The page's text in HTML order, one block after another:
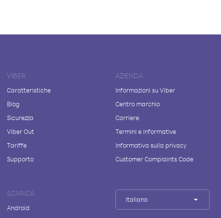
VIBER
Caratteristiche
Blog
Sicurezza
Viber Out
Tariffe
Supporto
AZIENDA
Informazioni su Viber
Centro marchio
Carriere
Termini e informative
Informativa sulla privacy
Customer Complaints Code
SCARICA
Android
Italiano